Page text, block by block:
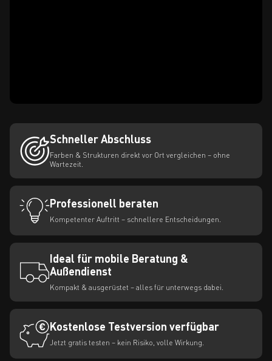
Schneller Abschluss
Farben & Strukturen direkt vor Ort vergleichen – ohne
Wartezeit.
Professionell beraten
Kompetenter Auftritt – schnellere Entscheidungen.
Ideal für mobile Beratung &
Außendienst
Kompakt & ausgerüstet – alles für unterwegs dabei.
Kostenlose Testversion verfügbar
Jetzt gratis testen – kein Risiko, volle Wirkung.